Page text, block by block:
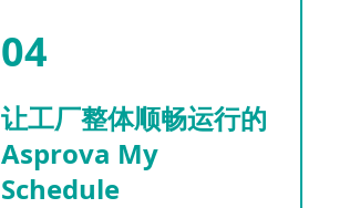
04
让工厂整体顺畅运行的
Asprova My
Schedule